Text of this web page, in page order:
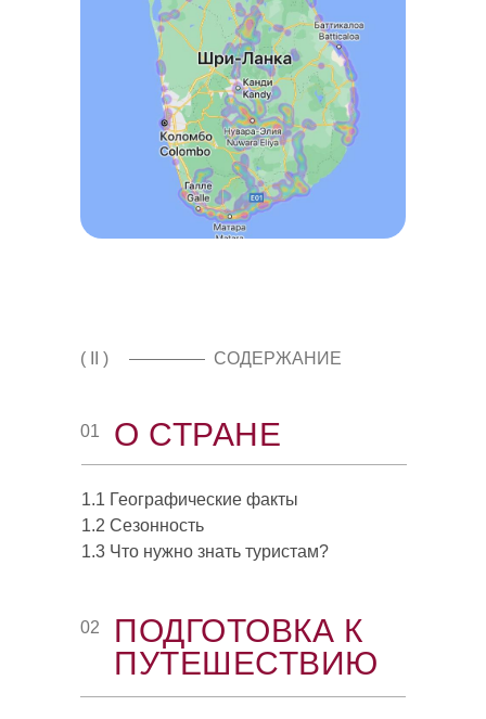
( II ) СОДЕРЖАНИЕ
О СТРАНЕ
1.1 Географические факты
1.2 Сезонность
1.3 Что нужно знать туристам?
01
ПОДГОТОВКА К
ПУТЕШЕСТВИЮ
02